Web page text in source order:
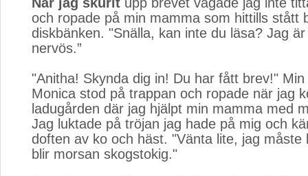
och ropade på min mamma som hittills stått
diskbänken. "Snälla, kan inte du läsa? Jag
nervös.”
"Anitha! Skynda dig in! Du har fått brev!" Min
Monica stod på trappan och ropade när jag
ladugården där jag hjälpt min mamma med
Jag luktade på tröjan jag hade på mig och
doften av ko och häst. "Vänta lite, jag måste
blir morsan skogstokig."